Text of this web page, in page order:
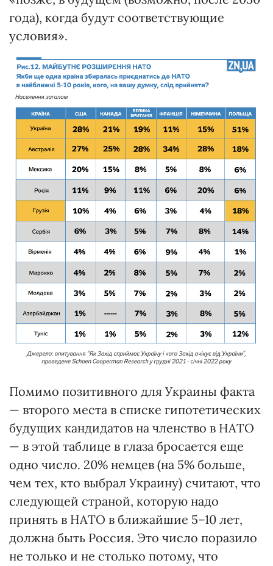
года), когда будут соответствующие
условия».
Помимо позитивного для Украины факта
— второго места в списке гипотетических
будущих кандидатов на членство в НАТО
— в этой таблице в глаза бросается еще
одно число. 20% немцев (на 5% больше,
чем тех, кто выбрал Украину) считают, что
следующей страной, которую надо
принять в НАТО в ближайшие 5–10 лет,
должна быть Россия. Это число поразило
не только и не столько потому, что